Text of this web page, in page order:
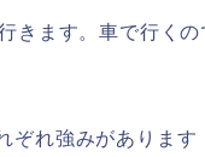
きます。車で行く
ぞれ強みがあります